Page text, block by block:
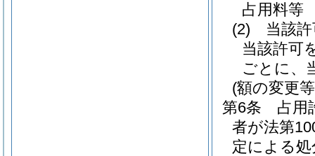
占用料等
(2)
当該
当該許可
ごとに、
(額の変更
第6条
占用
者が法第
定による